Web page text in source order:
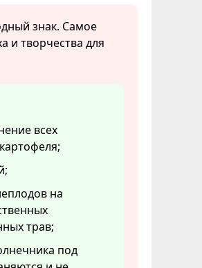
знак. Самое
и творчества для
всех
на
трав;
под